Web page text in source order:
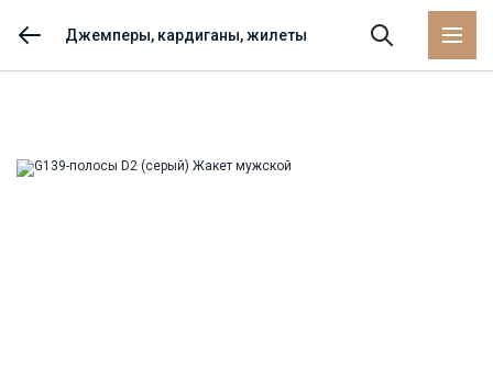
Джемперы, кардиганы, жилеты